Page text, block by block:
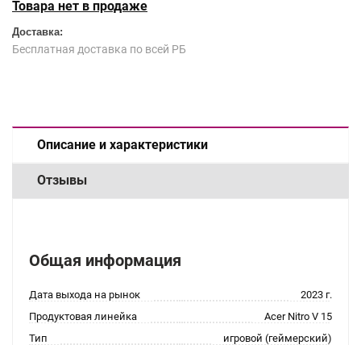
Товара нет в продаже
Доставка:
Бесплатная доставка по всей РБ
Описание и характеристики
Отзывы
Общая информация
Дата выхода на рынок
2023 г.
Продуктовая линейка
Acer Nitro V 15
Тип
игровой (геймерский)